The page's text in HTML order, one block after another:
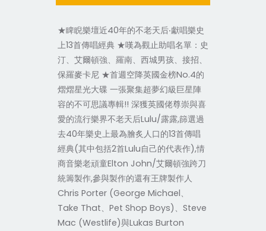
★睥睨樂壇近40年的不老天后‧獻唱樂史
上13首傳唱經典 ★嘆為觀止助唱名單：史
汀、艾爾頓強、羅南、西城男孩、接招、
保羅麥卡尼 ★首週空降英國金榜No.4的
熠熠星光大碟 一張聚集超夢幻級巨星陣
容的不可思議專輯!! 深獲英國佬尊崇與喜
愛的流行樂界不老天后Lulu/露露,篩選過
去40年樂史上最為膾炙人口的13首傳唱
經典(其中包括2首Lulu自己的代表作),情
商音樂老頑童Elton John/艾爾頓強跨刀
統籌製作,參與製作的還有王牌製作人
Chris Porter (George Michael、
Take That、Pet Shop Boys)、Steve
Mac (Westlife)與Lukas Burton